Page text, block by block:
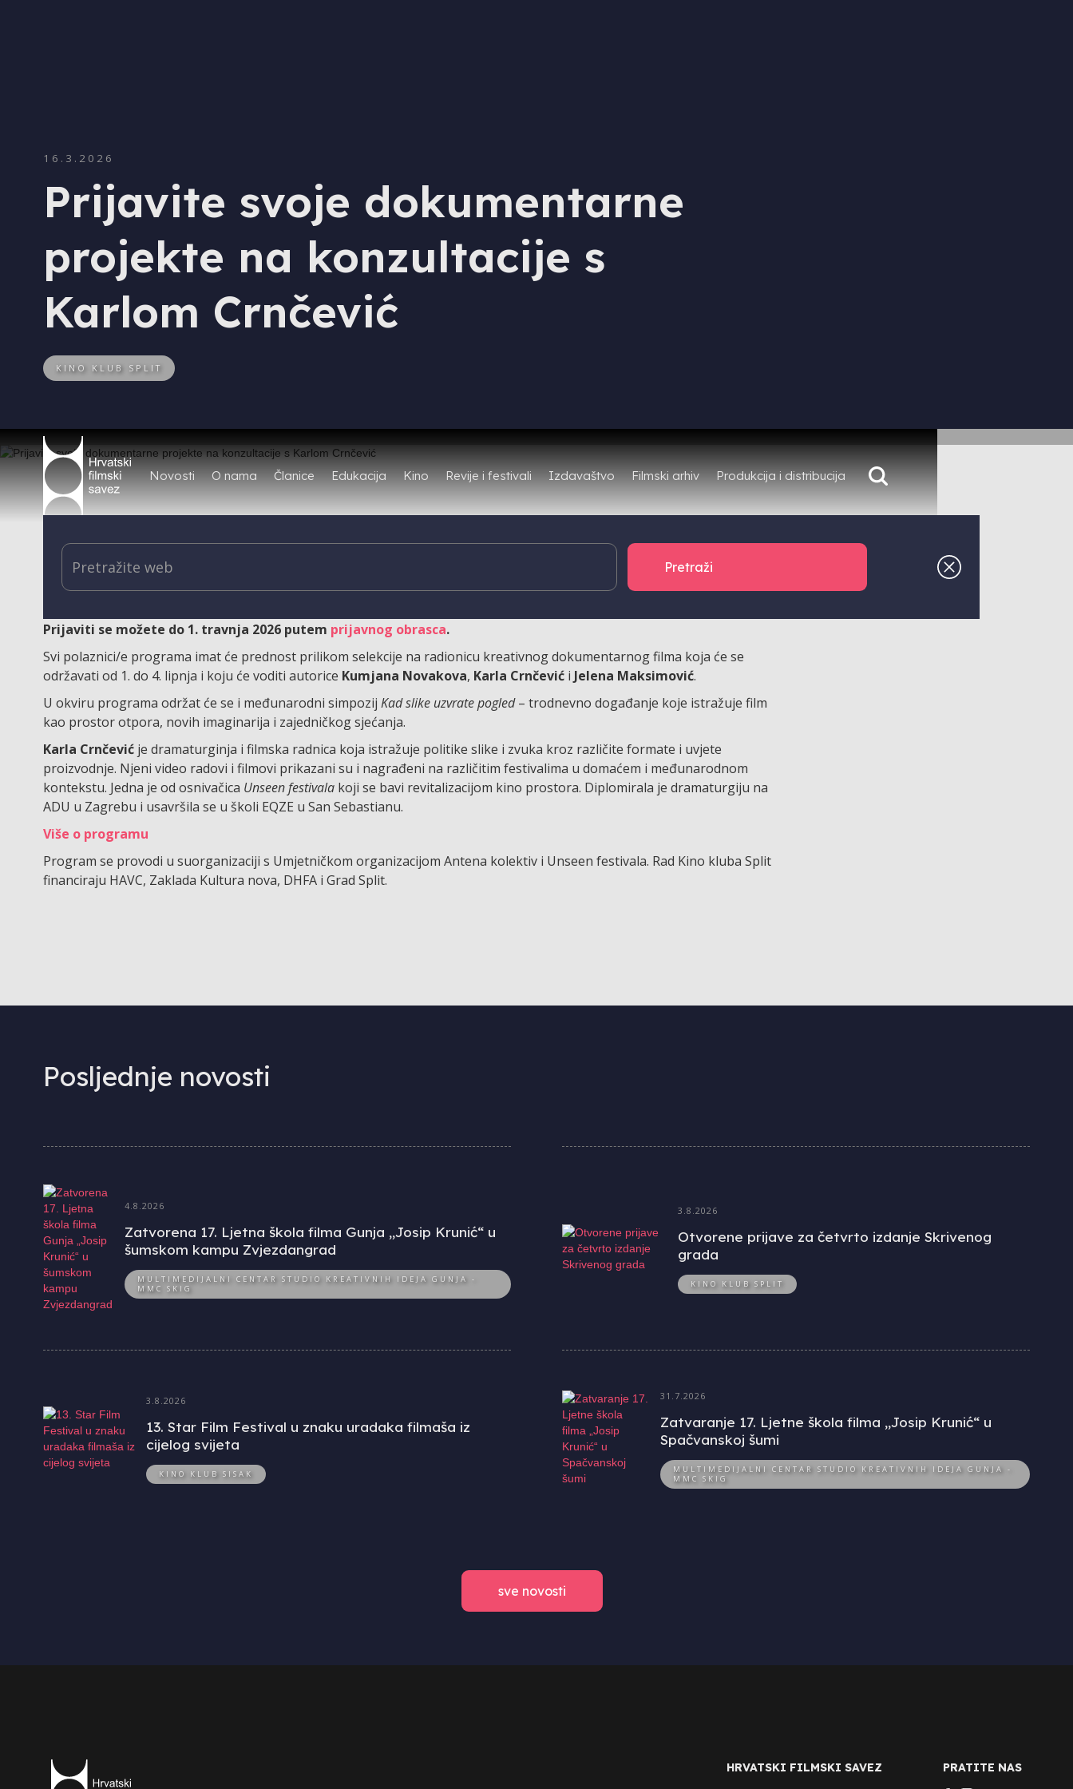
16.3.2026
Prijavite svoje dokumentarne
projekte na konzultacije s
Karlom Crnčević
KINO KLUB SPLIT
Novosti O nama Članice Edukacija Kino Revije i festivali Izdavaštvo Filmski arhiv Produkcija i distribucija
Otvorene su prijave za online konzultacije s
. Na konzultacije se možete prijaviti s dokumentarnim filmskim
projektima u svim fazama razvoja.
Na program će biti prihvaćena četiri projekta, a konzultacije će se održavati svake
Prijaviti se možete do 1. travnja 2026 putem prijavnog obrasca.
Svi polaznici/e programa imat će prednost prilikom selekcije na radionicu kreativnog dokumentarnog filma koja će se
održavati od 1. do 4. lipnja i koju će voditi autorice Kumjana Novakova, Karla Crnčević i Jelena Maksimović.
U okviru programa održat će se i međunarodni simpozij Kad slike uzvrate pogled– trodnevno događanje koje istražuje film
kao prostor otpora, novih imaginarija i zajedničkog sjećanja.
Karla Crnčević je dramaturginja i filmska radnica koja istražuje politike slike i zvuka kroz različite formate i uvjete
proizvodnje. Njeni video radovi i filmovi prikazani su i nagrađeni na različitim festivalima u domaćem i međunarodnom
kontekstu. Jedna je od osnivačica Unseen festivalakoji se bavi revitalizacijom kino prostora. Diplomirala je dramaturgiju na
ADU u Zagrebu i usavršila se u školi EQZE u San Sebastianu.
Više o programu
Program se provodi u suorganizaciji s Umjetničkom organizacijom Antena kolektiv i Unseen festivala. Rad Kino kluba Split
financiraju HAVC, Zaklada Kultura nova, DHFA i Grad Split.
Posljednje novosti
4.8.2026
Zatvorena 17. Ljetna škola filma Gunja „Josip Krunić“ u
šumskom kampu Zvjezdangrad
MULTIMEDIJALNI CENTAR STUDIO KREATIVNIH IDEJA GUNJA -
MMC SKIG
3.8.2026
Otvorene prijave za četvrto izdanje Skrivenog
grada
KINO KLUB SPLIT
3.8.2026
13. Star Film Festival u znaku uradaka filmaša iz
cijelog svijeta
KINO KLUB SISAK
31.7.2026
Zatvaranje 17. Ljetne škola filma „Josip Krunić“ u
Spačvanskoj šumi
MULTIMEDIJALNI CENTAR STUDIO KREATIVNIH IDEJA GUNJA -
MMC SKIG
sve novosti
HRVATSKI FILMSKI SAVEZ PRATITE NAS